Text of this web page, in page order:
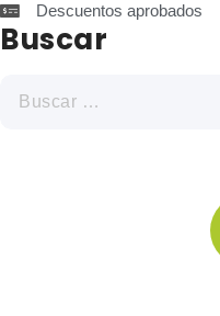
Descuentos aprobados
Buscar